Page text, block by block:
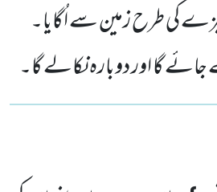
کی طرح زمین سے اُگایا۔
گا اور دوبارہ نکالے گا۔